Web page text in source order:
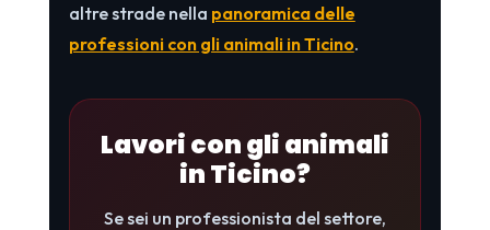
altre strade nella panoramica delle
professioni con gli animali in Ticino.
Lavori con gli animali
in Ticino?
Se sei un professionista del settore,